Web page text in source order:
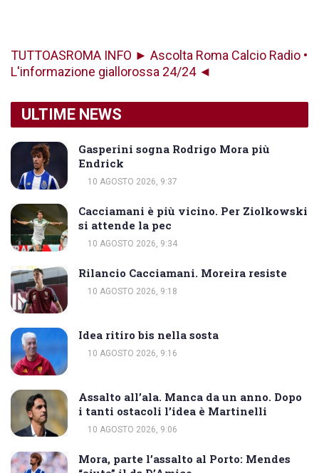
TUTTOASROMA INFO ► Ascolta Roma Calcio Radio •
L'informazione giallorossa 24/24 ◄
ULTIME NEWS
Gasperini sogna Rodrigo Mora più
Endrick
10 AGOSTO 2026, 9:37
Cacciamani è più vicino. Per Ziolkowski
si attende la pec
10 AGOSTO 2026, 9:34
Rilancio Cacciamani. Moreira resiste
10 AGOSTO 2026, 9:18
Idea ritiro bis nella sosta
10 AGOSTO 2026, 9:16
Assalto all’ala. Manca da un anno. Dopo
i tanti ostacoli l’idea è Martinelli
10 AGOSTO 2026, 9:06
Mora, parte l’assalto al Porto: Mendes